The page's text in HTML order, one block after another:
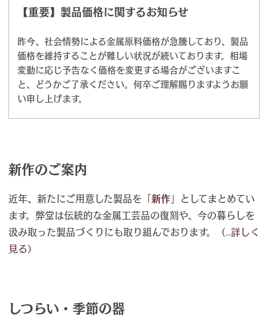
【重要】製品価格に関するお知らせ
昨今、社会情勢による金属原料価格が急騰しており、製品
価格を維持することが難しい状況が続いております。相場
変動に応じ予告なく価格を変更する場合がございますこ
と、どうかご了承ください。何卒ご理解賜りますようお願
い申し上げます。
新作のご案内
近年、新たにご用意した製品を「 新作 」としてまとめてい
ます。弊堂は伝統的な金属工芸品の復刻や、今の暮らしを
汲み取った製品づくりにも取り組んでおります。（...詳しく
見る ）
しつらい・季節の器